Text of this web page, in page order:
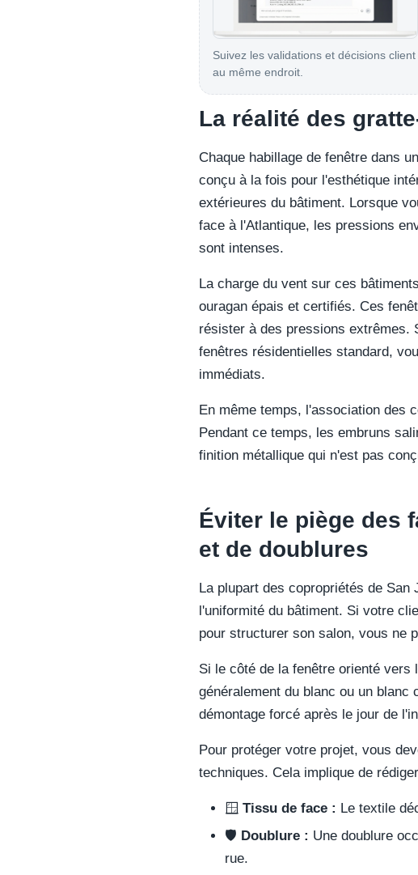
Suivez les validations et décisions client
au même endroit.
La réalité des
Chaque habillage de fenêtre dans
conçu à la fois pour l'esthétique
extérieures du bâtiment. Lorsque
face à l'Atlantique, les pressions
sont intenses.
La charge du vent sur ces
ouragan épais et certifiés. Ces
résister à des pressions extrêmes.
fenêtres résidentielles standard,
immédiats.
En même temps, l'association des
Pendant ce temps, les embruns
finition métallique qui n'est pas
Éviter le piège des
et de doublures
La plupart des copropriétés de
l'uniformité du bâtiment. Si votre
pour structurer son salon, vous ne
Si le côté de la fenêtre orienté
généralement du blanc ou un
démontage forcé après le jour de
Pour protéger votre projet, vous
techniques. Cela implique de
🪟 Tissu de face : Le textile
🛡️ Doublure : Une doublure
rue.